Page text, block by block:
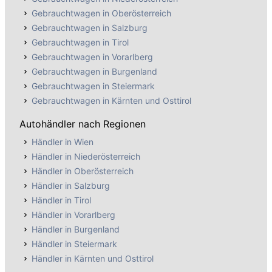
Gebrauchtwagen in Oberösterreich
Gebrauchtwagen in Salzburg
Gebrauchtwagen in Tirol
Gebrauchtwagen in Vorarlberg
Gebrauchtwagen in Burgenland
Gebrauchtwagen in Steiermark
Gebrauchtwagen in Kärnten und Osttirol
Autohändler nach Regionen
Händler in Wien
Händler in Niederösterreich
Händler in Oberösterreich
Händler in Salzburg
Händler in Tirol
Händler in Vorarlberg
Händler in Burgenland
Händler in Steiermark
Händler in Kärnten und Osttirol
das entsprechende Drop-Down "Segment". Das ist ein
idealer Start in den Gebrauchtwagen-Kauf, um die
volle Übersicht zu bekommen!
Oder man sucht zuerst denWunsch-
Gebrauchtwagenmit allen Parametern, die wichtig
sind und klicken dann im Suchergebnis im linken
Bereich auf “+ Autos im Segment dieses Modells”.
heißt immer schnell zuschlagen: Denn die besten
Gebrauchtwagen sind stets am schnellsten wieder
verkauft. Undjeder Gebrauchtwagen ist ein
Einzelstück . Ein ähnliches Duplikat ist oft nicht so
schnell wiederzufinden.
Und es muss ja auch nicht immer eine Limousine oder
ein SUV sein. Gerade wenn draußen die Temperaturen
ansteigen und die Sonne zum Vorschein kommt, ist
das Cabrioeine bevorzugte Alternative
sind andererseits solche Fahrzeuge oft etwas